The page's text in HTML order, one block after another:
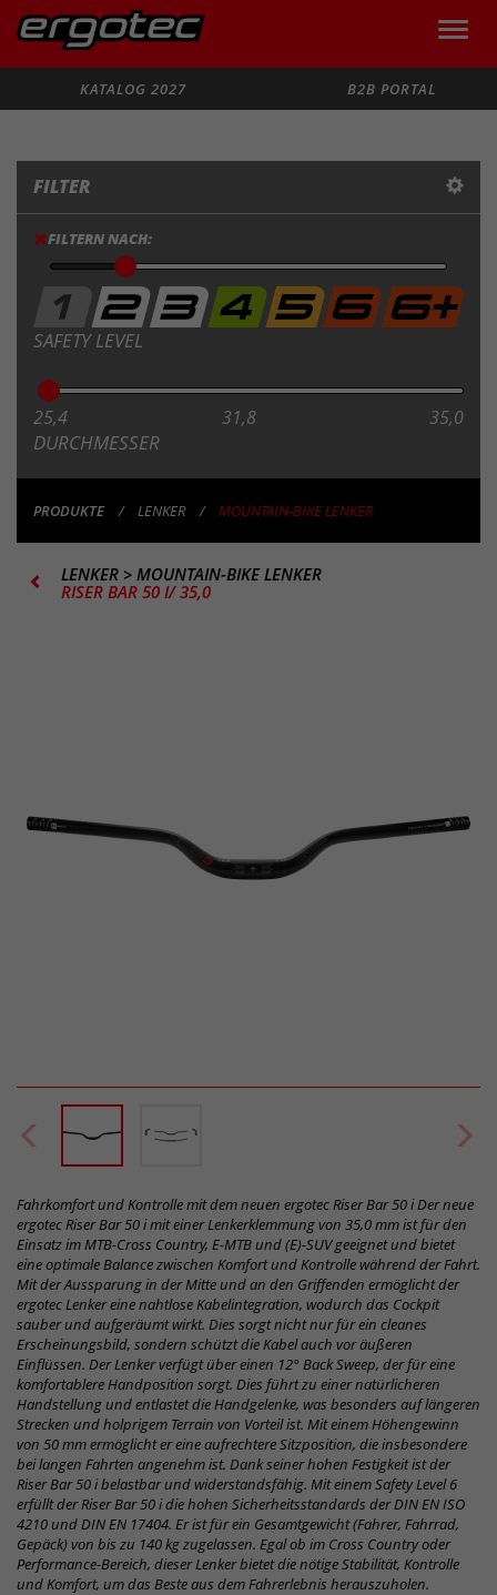
Toggle
KATALOG 2027
B2B PORTAL
FILTER
FILTERN NACH:
SAFETY LEVEL
25,4 31,8 35,0
DURCHMESSER
PRODUKTE LENKER MOUNTAIN-BIKE LENKER
LENKER > MOUNTAIN-BIKE LENKER
RISER BAR 50 I/ 35,0
Fahrkomfort und Kontrolle mit dem neuen ergotec Riser Bar 50 i Der neue
ergotec Riser Bar 50 i mit einer Lenkerklemmung von 35,0 mm ist für den
Einsatz im MTB-Cross Country, E-MTB und (E)-SUV geeignet und bietet
eine optimale Balance zwischen Komfort und Kontrolle während der Fahrt.
Mit der Aussparung in der Mitte und an den Griffenden ermöglicht der
ergotec Lenker eine nahtlose Kabelintegration, wodurch das Cockpit
sauber und aufgeräumt wirkt. Dies sorgt nicht nur für ein cleanes
Erscheinungsbild, sondern schützt die Kabel auch vor äußeren
Einflüssen. Der Lenker verfügt über einen 12° Back Sweep, der für eine
komfortablere Handposition sorgt. Dies führt zu einer natürlicheren
Handstellung und entlastet die Handgelenke, was besonders auf längeren
Strecken und holprigem Terrain von Vorteil ist. Mit einem Höhengewinn
von 50 mm ermöglicht er eine aufrechtere Sitzposition, die insbesondere
bei langen Fahrten angenehm ist. Dank seiner hohen Festigkeit ist der
Riser Bar 50 i belastbar und widerstandsfähig. Mit einem Safety Level 6
erfüllt der Riser Bar 50 i die hohen Sicherheitsstandards der DIN EN ISO
4210 und DIN EN 17404. Er ist für ein Gesamtgewicht (Fahrer, Fahrrad,
Gepäck) von bis zu 140 kg zugelassen. Egal ob im Cross Country oder
Performance-Bereich, dieser Lenker bietet die nötige Stabilität, Kontrolle
und Komfort, um das Beste aus dem Fahrerlebnis herauszuholen.